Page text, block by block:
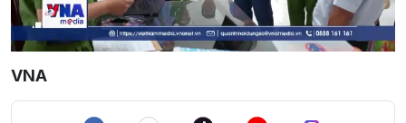
Video
VNA